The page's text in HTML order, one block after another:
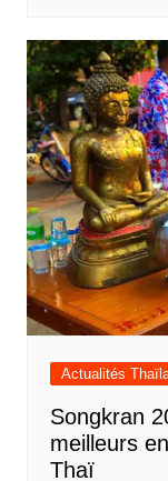
Actualités
Songkran
meilleurs
Thaï